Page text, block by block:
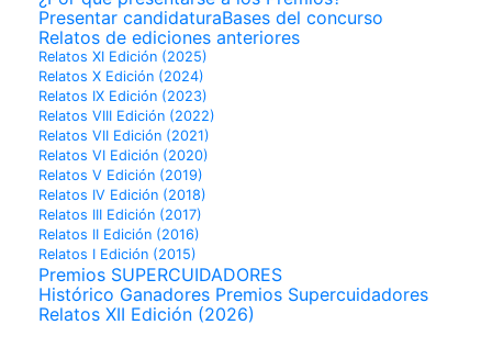
Presentar candidaturaBases del concurso
Relatos de ediciones anteriores
Relatos XI Edición (2025)
Relatos X Edición (2024)
Relatos IX Edición (2023)
Relatos VIII Edición (2022)
Relatos VII Edición (2021)
Relatos VI Edición (2020)
Relatos V Edición (2019)
Relatos IV Edición (2018)
Relatos III Edición (2017)
Relatos II Edición (2016)
Relatos I Edición (2015)
Premios SUPERCUIDADORES
Histórico Ganadores Premios Supercuidadores
Relatos XII Edición (2026)